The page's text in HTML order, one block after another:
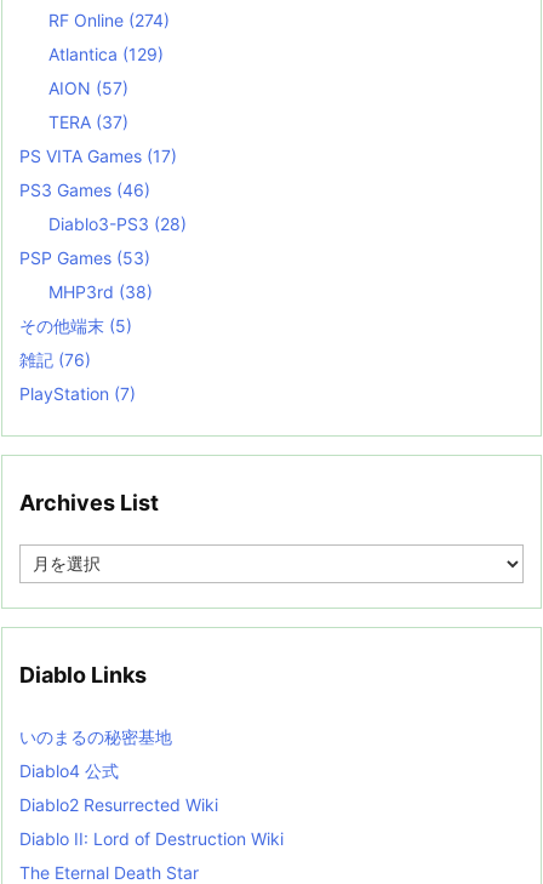
RF Online (274)
Atlantica (129)
AION (57)
TERA (37)
PS VITA Games (17)
PS3 Games (46)
Diablo3-PS3 (28)
PSP Games (53)
MHP3rd (38)
その他端末 (5)
雑記 (76)
PlayStation (7)
Archives List
e
i
s
t
Diablo Links
いのまるの秘密基地
Diablo4 公式
Diablo2 Resurrected Wiki
Diablo II: Lord of Destruction Wiki
The Eternal Death Star